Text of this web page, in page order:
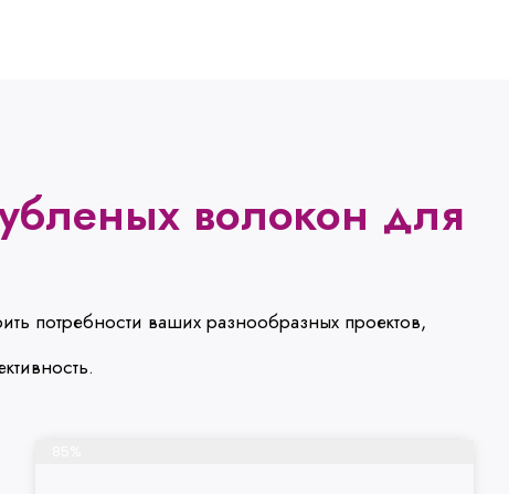
волокон для
потребности ваших разнообразных проектов,